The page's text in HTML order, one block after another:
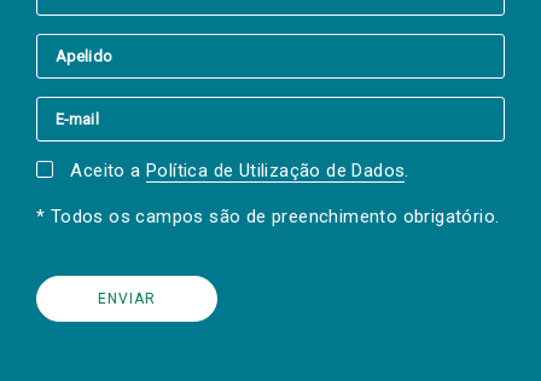
Aceito a Política de Utilização de Dados.
* Todos os campos são de preenchimento obrigatório.